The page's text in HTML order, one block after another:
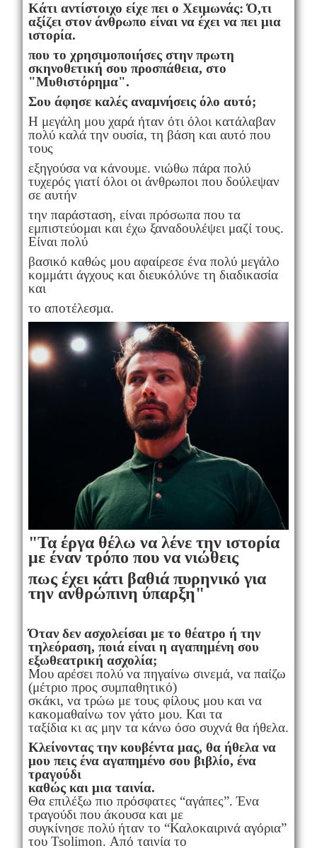
Κάτι αντίστοιχο είχε πει ο Χειμωνάς: Ό,τι
αξίζει στον άνθρωπο είναι να έχει να πει μια
ιστορία.
που το χρησιμοποιήσες στην πρωτη
σκηνοθετική σου προσπάθεια, στο
"Μυθιστόρημα".
Σου άφησε καλές αναμνήσεις όλο αυτό;
Η μεγάλη μου χαρά ήταν ότι όλοι κατάλαβαν
πολύ καλά την ουσία, τη βάση και αυτό που
τους
εξηγούσα να κάνουμε. νιώθω πάρα πολύ
τυχερός γιατί όλοι οι άνθρωποι που δούλεψαν
σε αυτήν
την παράσταση, είναι πρόσωπα που τα
εμπιστεύομαι και έχω ξαναδουλέψει μαζί τους.
Είναι πολύ
βασικό καθώς μου αφαίρεσε ένα πολύ μεγάλο
κομμάτι άγχους και διευκόλύνε τη διαδικασία
και
το αποτέλεσμα.
"Τα έργα θέλω να λένε την ιστορία
με έναν τρόπο που να νιώθεις
πως έχει κάτι βαθιά πυρηνικό για
την ανθρώπινη ύπαρξη"
Όταν δεν ασχολείσαι με το θέατρο ή την
τηλεόραση, ποιά είναι η αγαπημένη σου
εξωθεατρική ασχολία;
Μου αρέσει πολύ να πηγαίνω σινεμά, να παίζω
(μέτριο προς συμπαθητικό)
σκάκι, να τρώω με τους φίλους μου και να
κακομαθαίνω τον γάτο μου. Και τα
ταξίδια κι ας μην τα κάνω όσο συχνά θα ήθελα.
Κλείνοντας την κουβέντα μας, θα ήθελα να
μου πεις ένα αγαπημένο σου βιβλίο, ένα
τραγούδι
καθώς και μια ταινία.
Θα επιλέξω πιο πρόσφατες “αγάπες”. Ένα
τραγούδι που άκουσα και με
συγκίνησε πολύ ήταν το “Καλοκαιρινά αγόρια”
του Tsolimon. Από ταινία το